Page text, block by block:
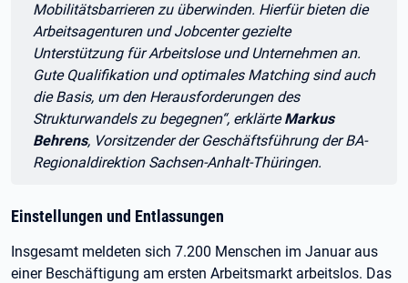
Mobilitätsbarrieren zu überwinden. Hierfür bieten die
Arbeitsagenturen und Jobcenter gezielte
Unterstützung für Arbeitslose und Unternehmen an.
Gute Qualifikation und optimales Matching sind auch
die Basis, um den Herausforderungen des
Strukturwandels zu begegnen“, erklärteMarkus
Behrens, Vorsitzender der Geschäftsführung der BA-
Regionaldirektion Sachsen-Anhalt-Thüringen.
Einstellungen und Entlassungen
Insgesamt meldeten sich 7.200 Menschen im Januar aus
einer Beschäftigung am ersten Arbeitsmarkt arbeitslos. Das